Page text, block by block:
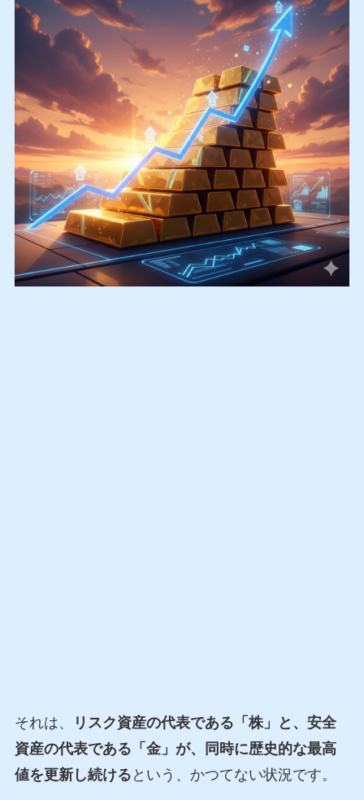
それは、
リスク資産の代表である「株」と、安全
資産の代表である「金」が、同時に歴史的な最高
値を更新し続ける という、かつてない状況です。